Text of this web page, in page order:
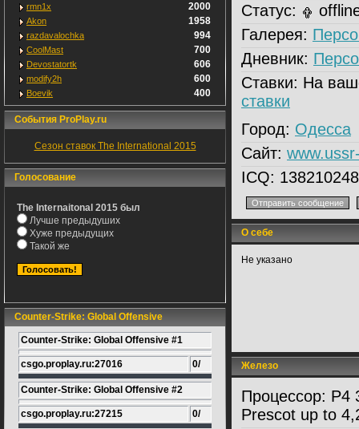
rmn1x 2000
Akon 1958
razdavalochka 994
CoolMast 700
Devostatortk 606
modify2h 600
Boevik 400
События ProPlay.ru
Сезон ставок The International 2015
Голосование
The Internaitonal 2015 был
Лучше предыдуших
Хуже предыдущих
Такой же
Counter-Strike: Global Offensive
Counter-Strike: Global Offensive #1
csgo.proplay.ru:27016 0/
Counter-Strike: Global Offensive #2
csgo.proplay.ru:27215 0/
Статус:
Галерея:
Дневник:
Ставки: На
ставки
Город: Одесса
Сайт:
ICQ: 138210248
О себе
Не указано
Железо
Процессор: P4
Prescot up to